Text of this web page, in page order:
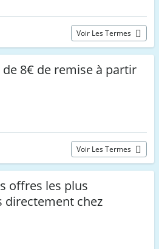
Voir Les Termes
de 8€ de remise à partir
Voir Les Termes
offres les plus
directement chez